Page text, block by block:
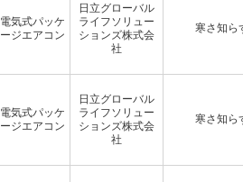
電気式パッケ
ージエアコン
日立グローバル
ライフソリュー
ションズ株式会
社
寒さ知ら
電気式パッケ
ージエアコン
日立グローバル
ライフソリュー
ションズ株式会
社
寒さ知ら